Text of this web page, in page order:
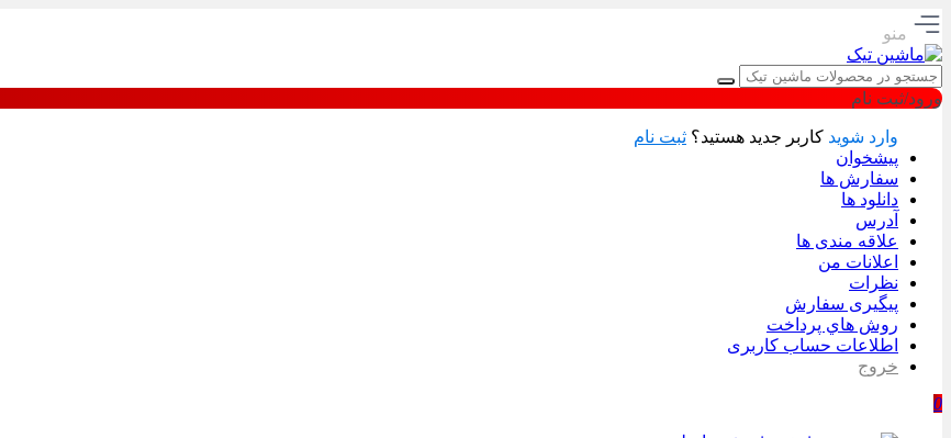
منو
ورود/ثبت نام
وارد شوید کاربر جدید هستید؟ ثبت نام
پیشخوان
سفارش ها
دانلود ها
آدرس
علاقه مندی ها
اعلانات من
نظرات
پیگیری سفارش
روش هاي پرداخت
اطلاعات حساب كاربری
خروج
0